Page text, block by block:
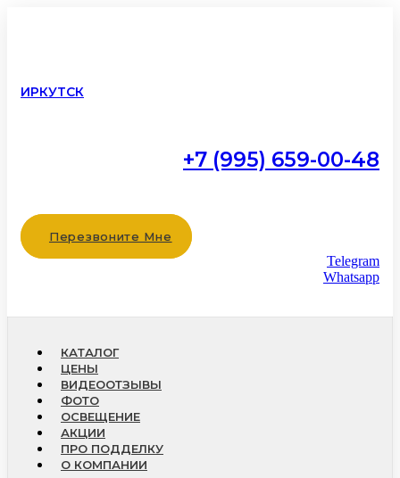
ИРКУТСК
+7 (995) 659-00-48
Перезвоните Мне
Telegram
Whatsapp
КАТАЛОГ
ЦЕНЫ
ВИДЕООТЗЫВЫ
ФОТО
ОСВЕЩЕНИЕ
АКЦИИ
ПРО ПОДДЕЛКУ
О КОМПАНИИ